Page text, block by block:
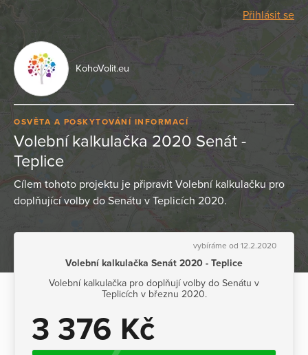
Přihlásit se
KohoVolit.eu
OSVĚTA A POSKYTOVÁNÍ INFORMACÍ
Volební kalkulačka 2020 Senát -
Teplice
Cílem tohoto projektu je připravit Volební kalkulačku pro
doplňující volby do Senátu v Teplicích 2020.
vybíráme od 12.2.2020
Volební kalkulačka Senát 2020 - Teplice
Volební kalkulačka pro doplňují volby do Senátu v
Teplicích v březnu 2020.
3 376 Kč